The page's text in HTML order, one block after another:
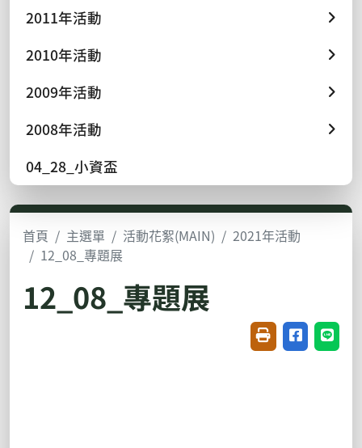
2011年活動
2010年活動
2009年活動
2008年活動
04_28_小資盃
首頁 主選單 活動花絮(MAIN)
2021年活動
12_08_專題展
12_08_專題展
友善列印(開新視
分享至臉書
分享